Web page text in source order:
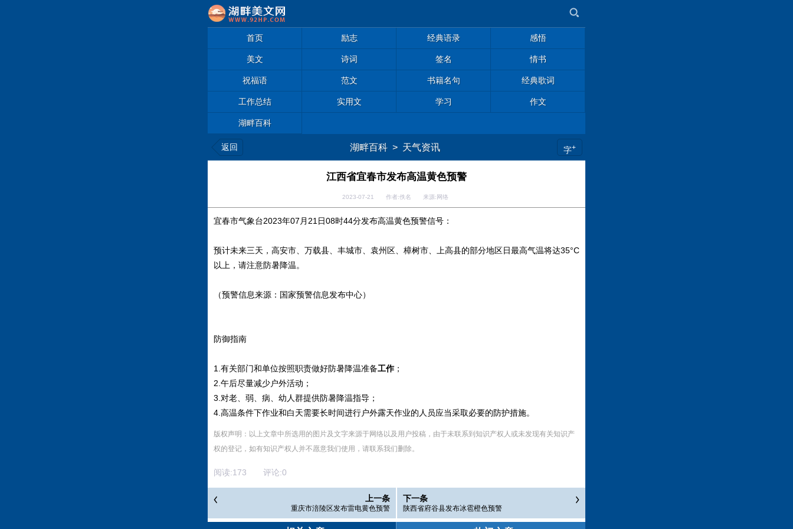
首页 励志 经典语录 感悟
美文 诗词 签名 情书
祝福语 范文 书籍名句 经典歌词
工作总结 实用文 学习 作文
湖畔百科
返回 湖畔百科 > 天气资讯 字+
江西省宜春市发布高温黄色预警
2023-07-21 作者:佚名 来源:网络
宜春市气象台2023年07月21日08时44分发布高温黄色预警信号：
预计未来三天，高安市、万载县、丰城市、袁州区、樟树市、上高县的部分地区日最高气温将达35°C
以上，请注意防暑降温。
（预警信息来源：国家预警信息发布中心）
防御指南
1.有关部门和单位按照职责做好防暑降温准备工作；
2.午后尽量减少户外活动；
3.对老、弱、病、幼人群提供防暑降温指导；
4.高温条件下作业和白天需要长时间进行户外露天作业的人员应当采取必要的防护措施。
版权声明：以上文章中所选用的图片及文字来源于网络以及用户投稿，由于未联系到知识产权人或未发现有关知识产
权的登记，如有知识产权人并不愿意我们使用，请联系我们删除。
阅读:173 评论:0
上一条
重庆市涪陵区发布雷电黄色预警
下一条
陕西省府谷县发布冰雹橙色预警